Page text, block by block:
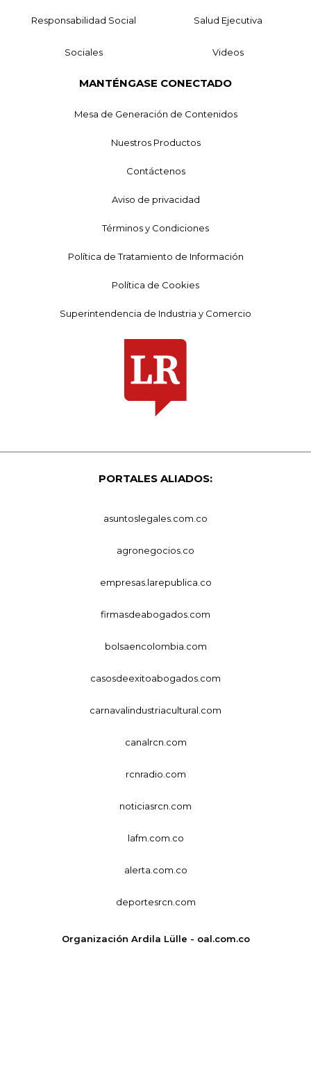
Responsabilidad Social Salud Ejecutiva
Sociales Videos
MANTÉNGASE CONECTADO
Mesa de Generación de Contenidos
Nuestros Productos
Contáctenos
Aviso de privacidad
Términos y Condiciones
Política de Tratamiento de Información
Política de Cookies
Superintendencia de Industria y Comercio
PORTALES ALIADOS:
asuntoslegales.com.co
agronegocios.co
empresas.larepublica.co
firmasdeabogados.com
bolsaencolombia.com
casosdeexitoabogados.com
carnavalindustriacultural.com
canalrcn.com
rcnradio.com
noticiasrcn.com
lafm.com.co
alerta.com.co
deportesrcn.com
Organización Ardila Lülle - oal.com.co